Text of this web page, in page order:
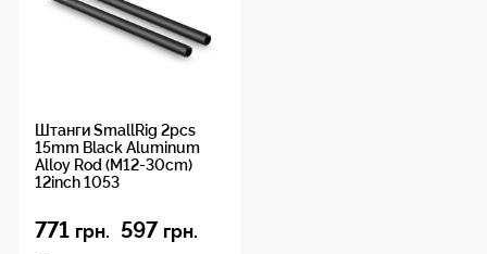
Штанги SmallRig 2pcs
15mm Black Aluminum
Alloy Rod (M12-30cm)
12inch 1053
771 грн. 597 грн.